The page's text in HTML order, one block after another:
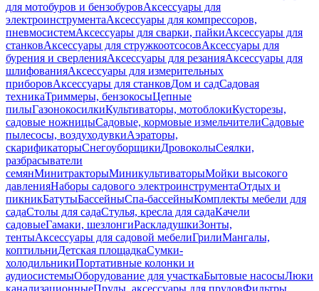
для мотобуров и бензобуровАксессуары для
электроинструментаАксессуары для компрессоров,
пневмосистемАксессуары для сварки, пайкиАксессуары для
станковАксессуары для стружкоотсосовАксессуары для
бурения и сверленияАксессуары для резанияАксессуары для
шлифованияАксессуары для измерительных
приборовАксессуары для станковДом и садСадовая
техникаТриммеры, бензокосыЦепные
пилыГазонокосилкиКультиваторы, мотоблокиКусторезы,
садовые ножницыСадовые, кормовые измельчителиСадовые
пылесосы, воздуходувкиАэраторы,
скарификаторыСнегоуборщикиДровоколыСеялки,
разбрасыватели
семянМинитракторыМиникультиваторыМойки высокого
давленияНаборы садового электроинструментаОтдых и
пикникБатутыБассейныСпа-бассейныКомплекты мебели для
садаСтолы для садаСтулья, кресла для садаКачели
садовыеГамаки, шезлонгиРаскладушкиЗонты,
тентыАксессуары для садовой мебелиГрилиМангалы,
коптильниДетская площадкаСумки-
холодильникиПортативные колонки и
аудиосистемыОборудование для участкаБытовые насосыЛюки
канализационныеПруды, аксессуары для прудовФильтры,